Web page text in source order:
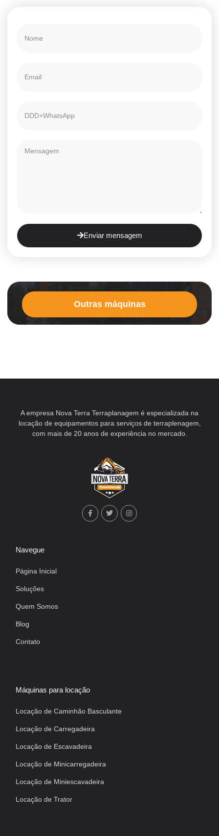
Enviar mensagem
Outras máquinas
A empresa Nova Terra Terraplanagem é especializada na
locação de equipamentos para serviços de terraplenagem,
com mais de 20 anos de experiência no mercado.
Navegue
Página Inicial
Soluções
Quem Somos
Blog
Contato
Máquinas para locação
Locação de Caminhão Basculante
Locação de Carregadeira
Locação de Escavadeira
Locação de Minicarregadeira
Locação de Miniescavadeira
Locação de Trator